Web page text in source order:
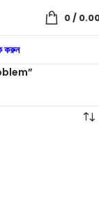
0/
করুন